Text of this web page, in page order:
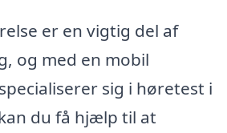
er en vigtig del af
og med en mobil
sig i høretest i
du få hjælp til at